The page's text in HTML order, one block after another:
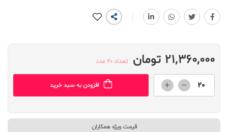
21,360,000 تومان تعداد 20 عدد
افزودن به سبد خرید
قیمت ویژه همکاران